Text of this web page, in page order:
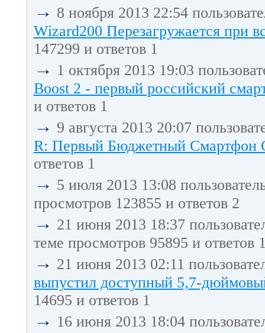
→ 8 ноября 2013 22:54
Wizard200 Перезагружается при
147299 и ответов 1
→ 1 октября 2013 19:03
Boost 2 - первый российский
и ответов 1
→ 9 августа 2013 20:07
R: Первый Бюджетный Смартфон
ответов 1
→ 5 июля 2013 13:08
просмотров 123855 и ответов 2
→ 21 июня 2013 18:37
теме просмотров 95895 и ответов
→ 21 июня 2013 02:11
выпустил доступный 5,7-
14695 и ответов 1
→ 16 июня 2013 18:04